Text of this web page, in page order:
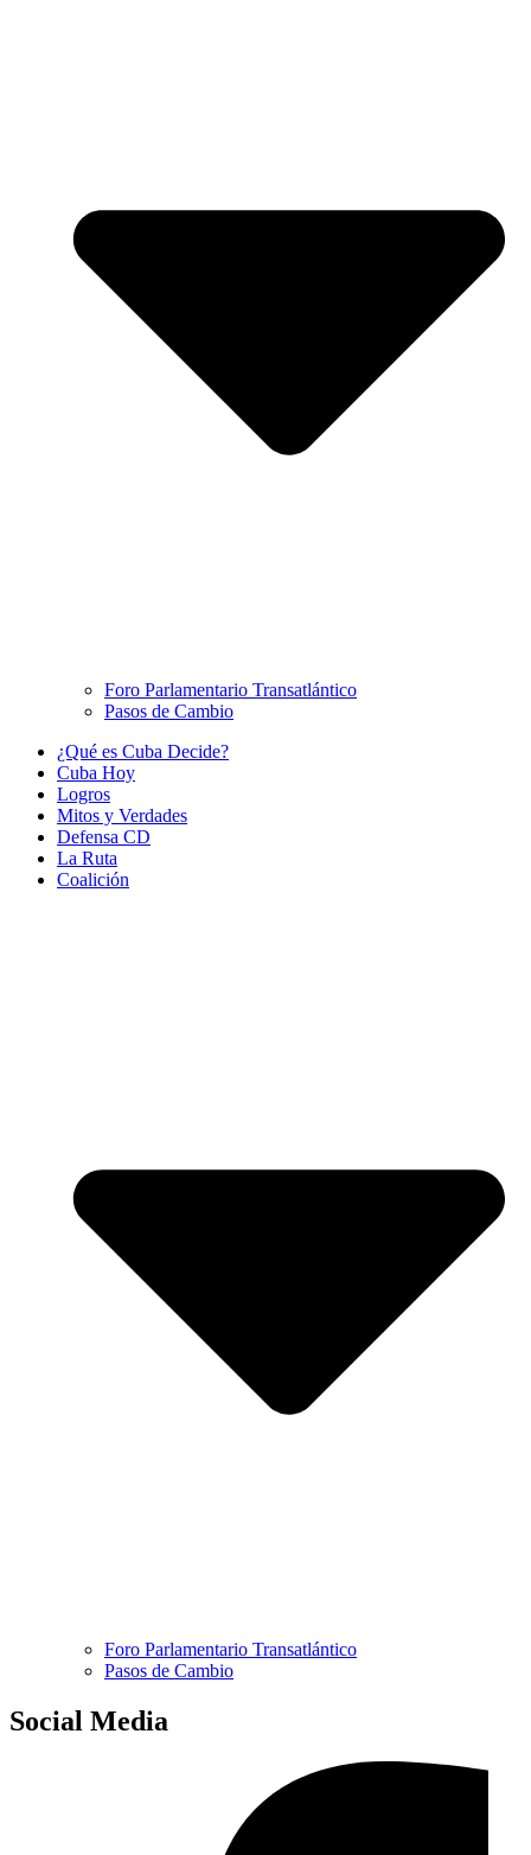
Foro Parlamentario Transatlántico
Pasos de Cambio
¿Qué es Cuba Decide?
Cuba Hoy
Logros
Mitos y Verdades
Defensa CD
La Ruta
Coalición
Foro Parlamentario Transatlántico
Pasos de Cambio
Social Media